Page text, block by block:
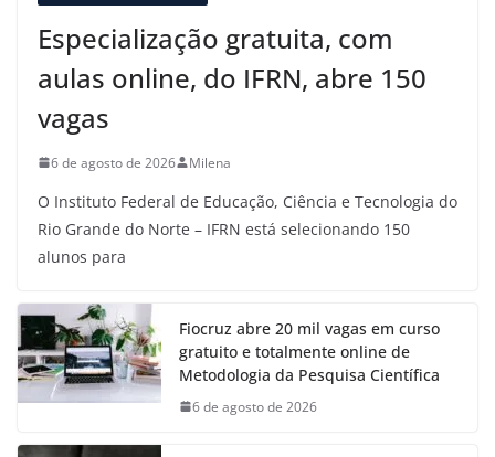
Especialização gratuita, com
aulas online, do IFRN, abre 150
vagas
6 de agosto de 2026 Milena
O Instituto Federal de Educação, Ciência e Tecnologia do
Rio Grande do Norte – IFRN está selecionando 150
alunos para
Fiocruz abre 20 mil vagas em curso
gratuito e totalmente online de
Metodologia da Pesquisa Científica
6 de agosto de 2026